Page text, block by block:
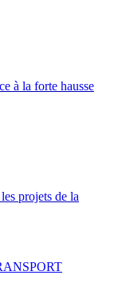
à la forte hausse
projets de la